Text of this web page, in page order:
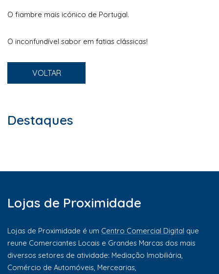
O fiambre mais icónico de Portugal.
O inconfundível sabor em fatias clássicas!
VOLTAR
Destaques
Lojas de Proximidade
Lojas de Proximidade é um Centro Comercial Digital que
reune Comerciantes Locais e Grandes Marcas dos mais
diversos setores de atividade: Mediação Imobiliária,
Comércio de Automóveis, Mercearias,